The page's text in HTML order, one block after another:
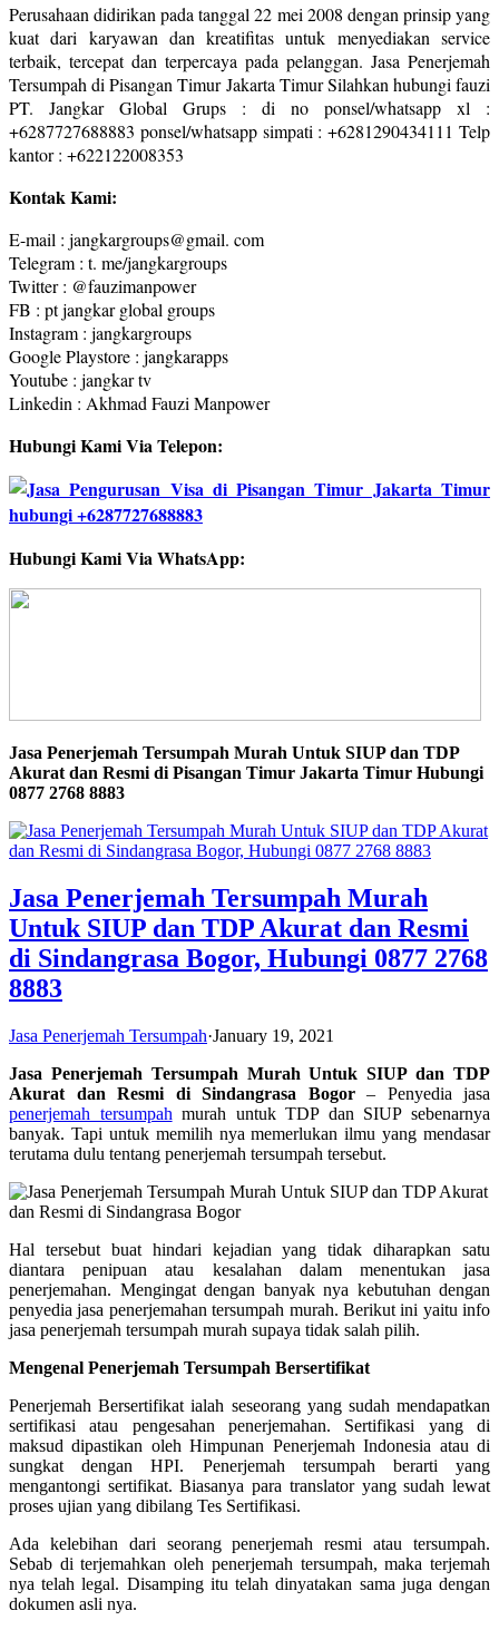
Perusahaan didirikan pada tanggal 22 mei 2008 dengan prinsip yang
kuat dari karyawan dan kreatifitas untuk menyediakan service
terbaik, tercepat dan terpercaya pada pelanggan. Jasa Penerjemah
Tersumpah di Pisangan Timur Jakarta Timur Silahkan hubungi fauzi
PT. Jangkar Global Grups : di no ponsel/whatsapp xl :
+6287727688883 ponsel/whatsapp simpati : +6281290434111 Telp
kantor : +622122008353
Kontak Kami:
E-mail : jangkargroups@gmail. com
Telegram : t. me/jangkargroups
Twitter : @fauzimanpower
FB : pt jangkar global groups
Instagram : jangkargroups
Google Playstore : jangkarapps
Youtube : jangkar tv
Linkedin : Akhmad Fauzi Manpower
Hubungi Kami Via Telepon:
Hubungi Kami Via WhatsApp:
Jasa Penerjemah Tersumpah Murah Untuk SIUP dan TDP
Akurat dan Resmi di Pisangan Timur Jakarta Timur Hubungi
0877 2768 8883
Jasa Penerjemah Tersumpah Murah
Untuk SIUP dan TDP Akurat dan Resmi
di Sindangrasa Bogor, Hubungi 0877 2768
8883
Jasa Penerjemah Tersumpah·January 19, 2021
Jasa Penerjemah Tersumpah Murah Untuk SIUP dan TDP
Akurat dan Resmi di Sindangrasa Bogor– Penyedia jasa
penerjemah tersumpah murah untuk TDP dan SIUP sebenarnya
banyak. Tapi untuk memilih nya memerlukan ilmu yang mendasar
terutama dulu tentang penerjemah tersumpah tersebut.
Hal tersebut buat hindari kejadian yang tidak diharapkan satu
diantara penipuan atau kesalahan dalam menentukan jasa
penerjemahan. Mengingat dengan banyak nya kebutuhan dengan
penyedia jasa penerjemahan tersumpah murah. Berikut ini yaitu info
jasa penerjemah tersumpah murah supaya tidak salah pilih.
Mengenal Penerjemah Tersumpah Bersertifikat
Penerjemah Bersertifikat ialah seseorang yang sudah mendapatkan
sertifikasi atau pengesahan penerjemahan. Sertifikasi yang di
maksud dipastikan oleh Himpunan Penerjemah Indonesia atau di
sungkat dengan HPI. Penerjemah tersumpah berarti yang
mengantongi sertifikat. Biasanya para translator yang sudah lewat
proses ujian yang dibilang Tes Sertifikasi.
Ada kelebihan dari seorang penerjemah resmi atau tersumpah.
Sebab di terjemahkan oleh penerjemah tersumpah, maka terjemah
nya telah legal. Disamping itu telah dinyatakan sama juga dengan
dokumen asli nya.